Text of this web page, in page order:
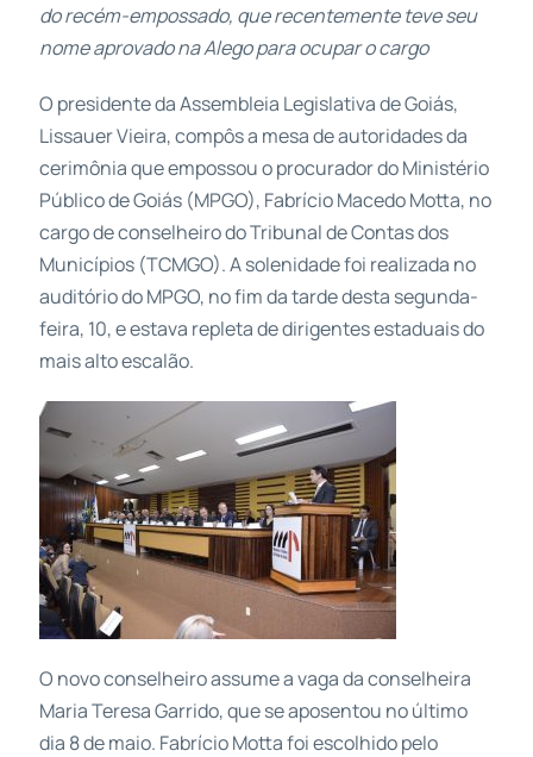
do recém-empossado, que recentemente teve seu
nome aprovado na Alego para ocupar o cargo
O presidente da Assembleia Legislativa de Goiás,
Lissauer Vieira, compôs a mesa de autoridades da
cerimônia que empossou o procurador do Ministério
Público de Goiás (MPGO), Fabrício Macedo Motta, no
cargo de conselheiro do Tribunal de Contas dos
Municípios (TCMGO). A solenidade foi realizada no
auditório do MPGO, no fim da tarde desta segunda-
feira, 10, e estava repleta de dirigentes estaduais do
mais alto escalão.
O novo conselheiro assume a vaga da conselheira
Maria Teresa Garrido, que se aposentou no último
dia 8 de maio. Fabrício Motta foi escolhido pelo